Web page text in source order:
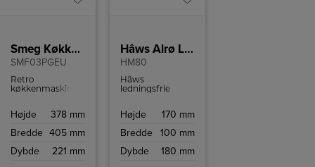
Smeg Køkkenmaskine/Blå
SMF03PGEU
Retro
køkkenmaskine
og
Højde
378 mm
Bredde 405 mm
Dybde
221 mm
Hâws Alrø Ledningsfri Håndmixer
HM80
Hâws
ledningsfrie
og 3 hastigheder.
Højde
170 mm
Bredde
100 mm
Dybde
180 mm